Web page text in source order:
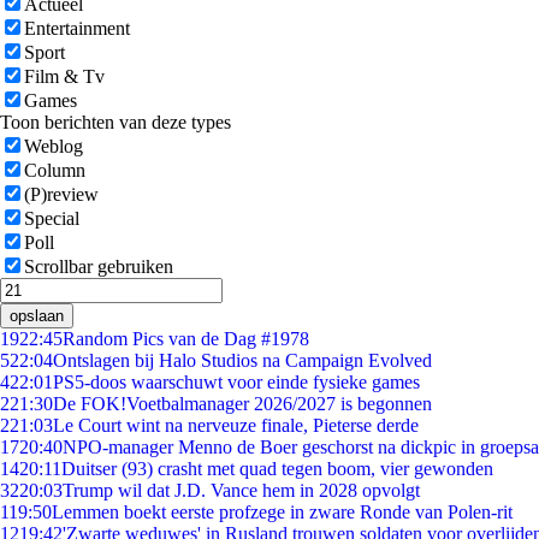
Actueel
Entertainment
Sport
Film & Tv
Games
Toon berichten van deze types
Weblog
Column
(P)review
Special
Poll
Scrollbar gebruiken
opslaan
1922:45Random Pics van de Dag #1978
522:04Ontslagen bij Halo Studios na Campaign Evolved
422:01PS5-doos waarschuwt voor einde fysieke games
221:30De FOK!Voetbalmanager 2026/2027 is begonnen
221:03Le Court wint na nerveuze finale, Pieterse derde
1720:40NPO-manager Menno de Boer geschorst na dickpic in
1420:11Duitser (93) crasht met quad tegen boom, vier gewonden
3220:03Trump wil dat J.D. Vance hem in 2028 opvolgt
119:50Lemmen boekt eerste profzege in zware Ronde van Polen-rit
1219:42'Zwarte weduwes' in Rusland trouwen soldaten voor